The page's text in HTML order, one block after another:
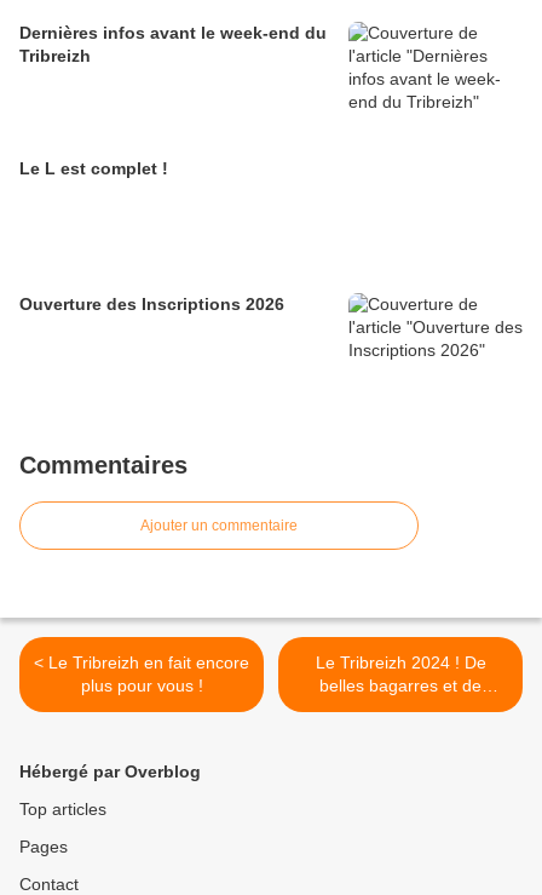
Dernières infos avant le week-end du
Tribreizh
Le L est complet !
Ouverture des Inscriptions 2026
Commentaires
Ajouter un commentaire
< Le Tribreizh en fait encore
plus pour vous !
Le Tribreizh 2024 ! De
belles bagarres et de
l'émotion >
Hébergé par Overblog
Top articles
Pages
Contact